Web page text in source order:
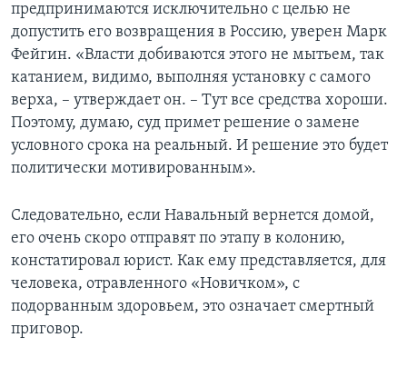
предпринимаются исключительно с целью не
допустить его возвращения в Россию, уверен Марк
Фейгин. «Власти добиваются этого не мытьем, так
катанием, видимо, выполняя установку с самого
верха, – утверждает он. – Тут все средства хороши.
Поэтому, думаю, суд примет решение о замене
условного срока на реальный. И решение это будет
политически мотивированным».
Следовательно, если Навальный вернется домой,
его очень скоро отправят по этапу в колонию,
констатировал юрист. Как ему представляется, для
человека, отравленного «Новичком», с
подорванным здоровьем, это означает смертный
приговор.